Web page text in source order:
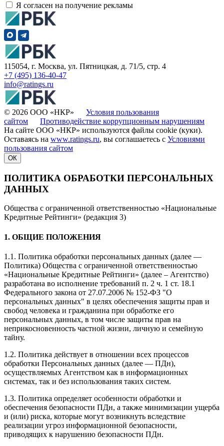
Я согласен на получение рекламы
115054, г. Москва, ул. Пятницкая, д. 71/5, стр. 4
+7 (495) 136-40-47
info@ratings.ru
© 2026 ООО «НКР» Условия пользования
сайтом
Противодействие коррупционным нарушениям
На сайте ООО «НКР» используются файлы cookie (куки).
Оставаясь на www.ratings.ru, вы соглашаетесь с Условиями
пользования сайтом
ОК
ПОЛИТИКА ОБРАБОТКИ ПЕРСОНАЛЬНЫХ
ДАННЫХ
Общества с ограниченной ответственностью «Национальные
Кредитные Рейтинги» (редакция 3)
1. ОБЩИЕ ПОЛОЖЕНИЯ
1.1. Политика обработки персональных данных (далее —
Политика) Общества с ограниченной ответственностью
«Национальные Кредитные Рейтинги» (далее – Агентство)
разработана во исполнение требований п. 2 ч. 1 ст. 18.1
Федерального закона от 27.07.2006 № 152-ФЗ "О
персональных данных" в целях обеспечения защиты прав и
свобод человека и гражданина при обработке его
персональных данных, в том числе защиты прав на
неприкосновенность частной жизни, личную и семейную
тайну.
1.2. Политика действует в отношении всех процессов
обработки Персональных данных (далее — ПДн),
осуществляемых Агентством как в информационных
системах, так и без использования таких систем.
1.3. Политика определяет особенности обработки и
обеспечения безопасности ПДн, а также минимизации ущерба
и (или) риска, которые могут возникнуть вследствие
реализации угроз информационной безопасности,
приводящих к нарушению безопасности ПДн.